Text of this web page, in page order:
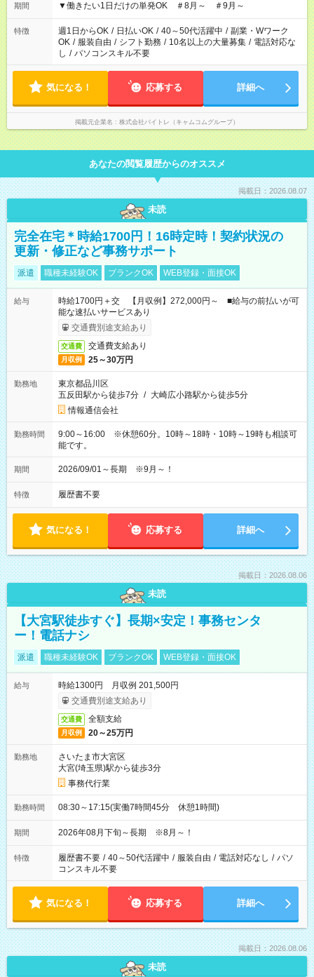
期間 ▼働きたい1日だけの単発OK ＃8月～ ＃9月～
特徴 週1日からOK / 日払いOK / 40～50代活躍中 / 副業・Wワーク
OK / 服装自由 / シフト勤務 / 10名以上の大量募集 / 電話対応な
し / パソコンスキル不要
気になる！ 応募する 詳細へ
掲載元企業名 株式会社バイトレ（キャムコムグループ）
あなたの閲覧履歴からのオススメ
掲載日：2026.08.07
未読
完全在宅＊時給1700円！16時定時！契約状況の
更新・修正など事務サポート
派遣 職種未経験OK ブランクOK WEB登録・面接OK
給与
時給1700円＋交 【月収例】272,000円～ ■給与の前払いが可
能な速払いサービスあり
交通費別途支給あり
交通費 交通費支給あり
月収例 25～30万円
勤務地
東京都品川区
五反田駅から徒歩7分 / 大崎広小路駅から徒歩5分
情報通信会社
勤務時間
9:00～16:00 ※休憩60分。10時～18時・10時～19時も相談可
能です。
期間 2026/09/01～長期 ※9月～！
特徴 履歴書不要
気になる！ 応募する 詳細へ
掲載日：2026.08.06
未読
【大宮駅徒歩すぐ】長期×安定！事務センタ
ー！電話ナシ
派遣 職種未経験OK ブランクOK WEB登録・面接OK
給与
時給1300円 月収例 201,500円
交通費別途支給あり
交通費 全額支給
月収例 20～25万円
勤務地
さいたま市大宮区
大宮(埼玉県)駅から徒歩3分
事務代行業
勤務時間 08:30～17:15(実働7時間45分 休憩1時間)
期間 2026年08月下旬～長期 ※8月～！
特徴 履歴書不要 / 40～50代活躍中 / 服装自由 / 電話対応なし / パソ
コンスキル不要
気になる！ 応募する 詳細へ
掲載日：2026.08.06
未読